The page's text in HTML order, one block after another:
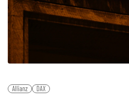
Allianz DAX